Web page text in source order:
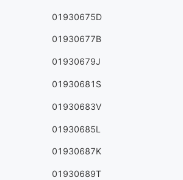
01930675D
01930677B
01930679J
01930681S
01930683V
01930685L
01930687K
01930689T